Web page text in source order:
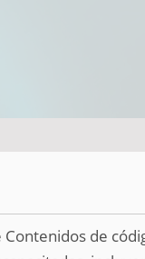
Contenidos de